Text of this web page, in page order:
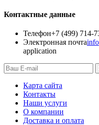
Контактные данные
Телефон+7 (499) 714-
Электронная почта
application
Карта сайта
Контакты
Наши услуги
О компании
Доставка и оплата